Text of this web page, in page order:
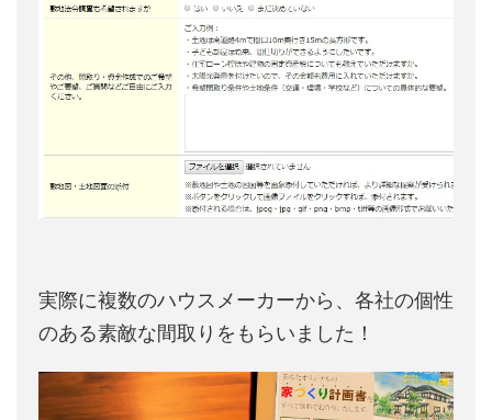
実際に複数のハウスメーカーから、各社の個性
のある素敵な間取りをもらいました！